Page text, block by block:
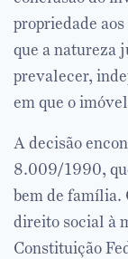
propriedade
que a natureza
prevalecer,
em que o
A decisão
8.009/1990,
bem de família.
direito social à
Constituição